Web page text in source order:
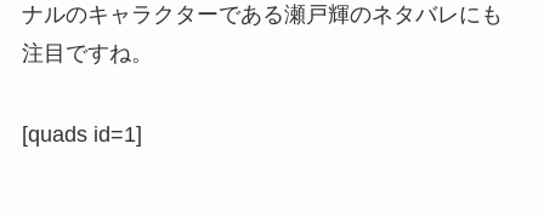
ナルのキャラクターである瀬戸輝のネタバレにも
注目ですね。
[quads id=1]